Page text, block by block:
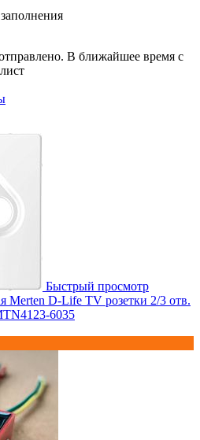
В ближайшее время с
Быстрый просмотр
Merten D-Life TV розетки 2/3 отв.
6035